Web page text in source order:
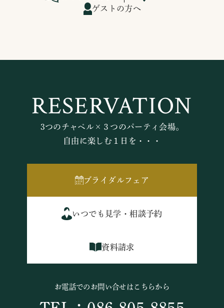
ゲストの方へ
RESERVATION
3つのチャペル×３つのパーティ会場。
自由に楽しむ１日を・・・
ブライダルフェア
いつでも見学・相談予約
資料請求
お電話でのお問い合せはこちらから